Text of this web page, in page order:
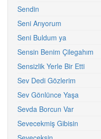
Sendin
Seni Arıyorum
Seni Buldum ya
Sensin Benim Çilegahım
Sensizlik Yerle Bir Etti
Sev Dedi Gözlerim
Sev Gönlünce Yaşa
Sevda Borcun Var
Sevecekmiş Gibisin